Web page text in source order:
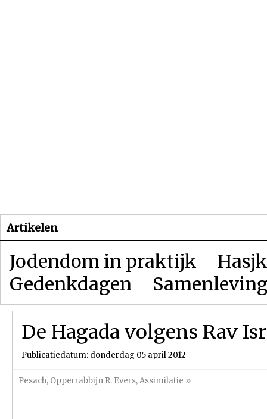
Artikelen
Jodendom in praktijk
Gedenkdagen
De Hagada volgens Rav
Publicatiedatum: donderdag 05 april 2012
Pesach, Opperrabbijn R. Evers,Assimilatie »